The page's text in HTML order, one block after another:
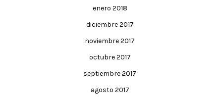
enero 2018
diciembre 2017
noviembre 2017
octubre 2017
septiembre 2017
agosto 2017